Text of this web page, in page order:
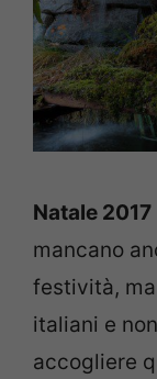
Natale 2017
mancano
festività,
italiani e
accogliere